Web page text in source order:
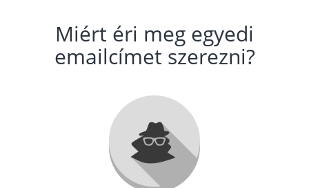
Miért éri meg egyedi
emailcímet szerezni?